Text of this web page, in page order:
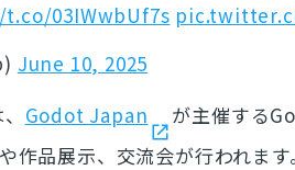
03IWwbUf7s
June 10, 2025
Godot Japan
が主催する
作品展示、交流会が行われます。